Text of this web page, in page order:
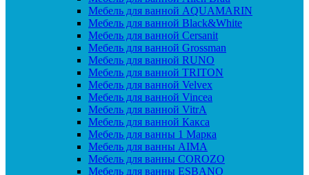
Мебель для ванной AQUAMARIN
Мебель для ванной Black&White
Мебель для ванной Cersanit
Мебель для ванной Grossman
Мебель для ванной RUNO
Мебель для ванной TRITON
Мебель для ванной Velvex
Мебель для ванной Vincea
Мебель для ванной VitrA
Мебель для ванной Какса
Мебель для ванны 1 Марка
Мебель для ванны AIMA
Мебель для ванны COROZO
Мебель для ванны ESBANO